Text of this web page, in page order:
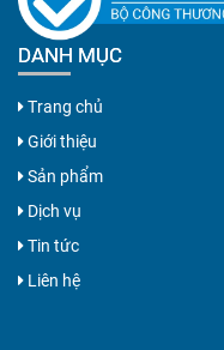
DANH MỤC
Trang chủ
Giới thiệu
Sản phẩm
Dịch vụ
Tin tức
Liên hệ